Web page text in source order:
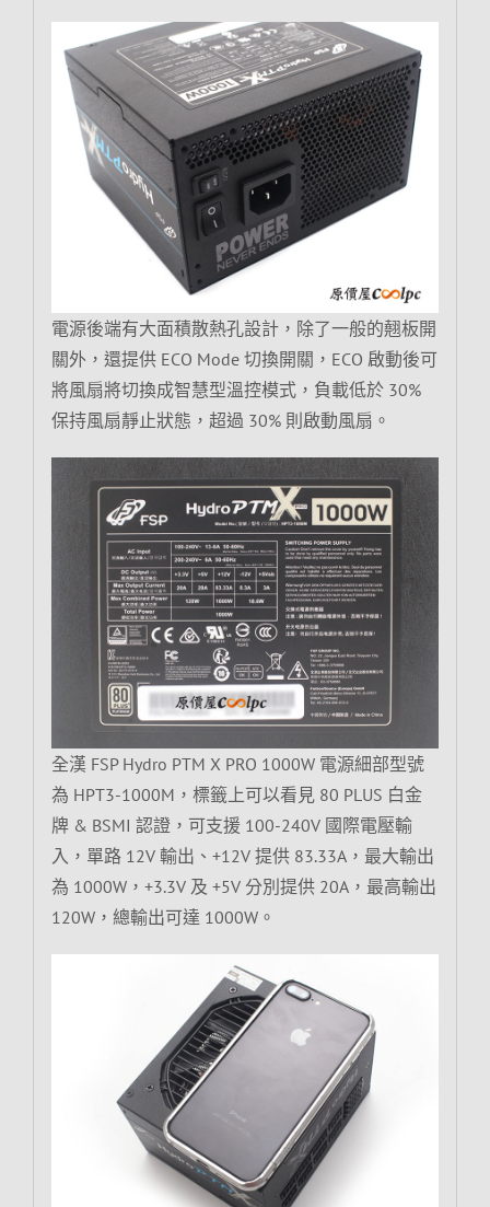
電源後端有大面積散熱孔設計，除了一般的翹板開
關外，還提供 ECO Mode 切換開關，ECO 啟動後可
將風扇將切換成智慧型溫控模式，負載低於 30%
保持風扇靜止狀態，超過 30% 則啟動風扇。
全漢 FSP Hydro PTM X PRO 1000W 電源細部型號
為 HPT3-1000M，標籤上可以看見 80 PLUS 白金
牌 & BSMI 認證，可支援 100-240V 國際電壓輸
入，單路 12V 輸出、+12V 提供 83.33A，最大輸出
為 1000W，+3.3V 及 +5V 分別提供 20A，最高輸出
120W，總輸出可達 1000W。